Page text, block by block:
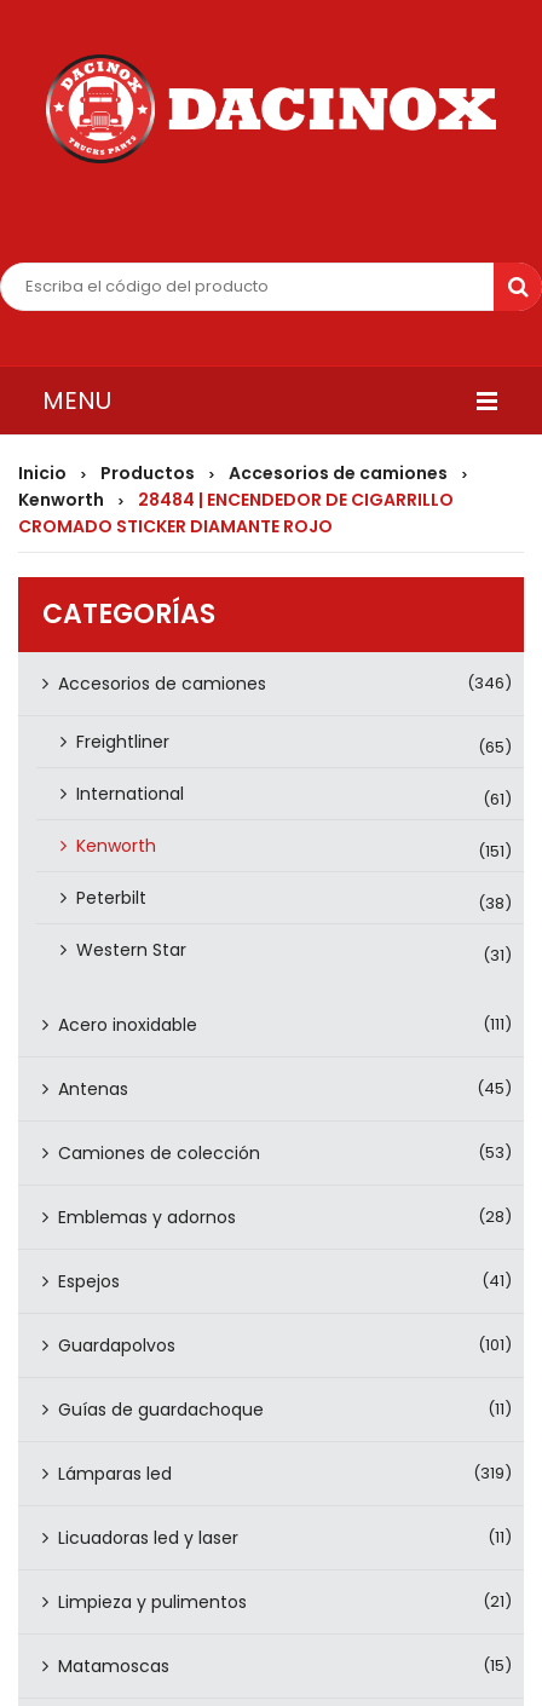
MENU
INICIO
QUIENES SOMOS
PRODUCTOS
CONTÁCTENOS
Inicio > Productos > Accesorios de camiones >
Kenworth >
28484 | ENCENDEDOR DE CIGARRILLO
CROMADO STICKER DIAMANTE ROJO
CATEGORÍAS
Accesorios de camiones (346)
Freightliner (65)
International (61)
Kenworth (151)
Peterbilt (38)
Western Star (31)
Acero inoxidable (111)
Antenas (45)
Camiones de colección (53)
Emblemas y adornos (28)
Espejos (41)
Guardapolvos (101)
Guías de guardachoque (11)
Lámparas led (319)
Licuadoras led y laser (11)
Limpieza y pulimentos (21)
Matamoscas (15)